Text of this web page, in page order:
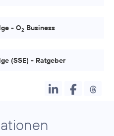
- O2 Business
(SSE) - Ratgeber